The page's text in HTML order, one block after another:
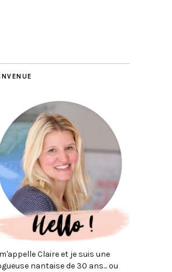
Claire et je suis une
nantaise de 30 ans... ou